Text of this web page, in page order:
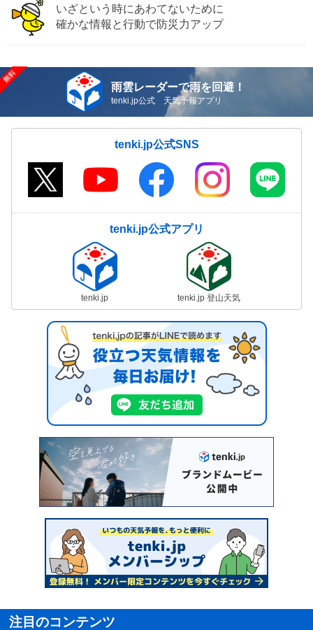
いざという時にあわてないために
確かな情報と行動で防災力アップ
雨雲レーダーで雨を回避！
tenki.jp公式 天気予報アプリ
tenki.jp公式SNS
tenki.jp公式アプリ
tenki.jp tenki.jp 登山天気
注目のコンテンツ